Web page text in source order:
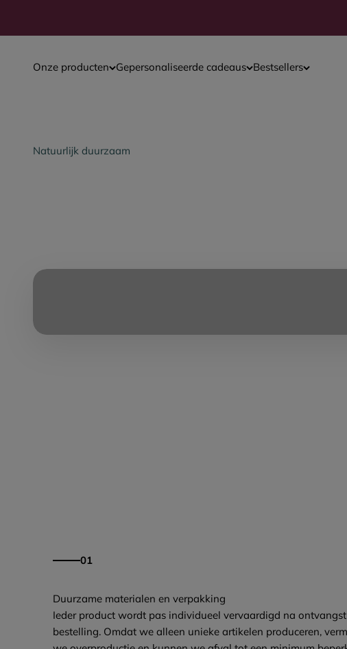
Onze producten Gepersonaliseerde cadeaus Bestsellers
Natuurlijk duurzaam
01
Duurzame materialen en verpakking
Ieder product wordt pas individueel vervaardigd na
bestelling. Omdat we alleen unieke artikelen produceren,